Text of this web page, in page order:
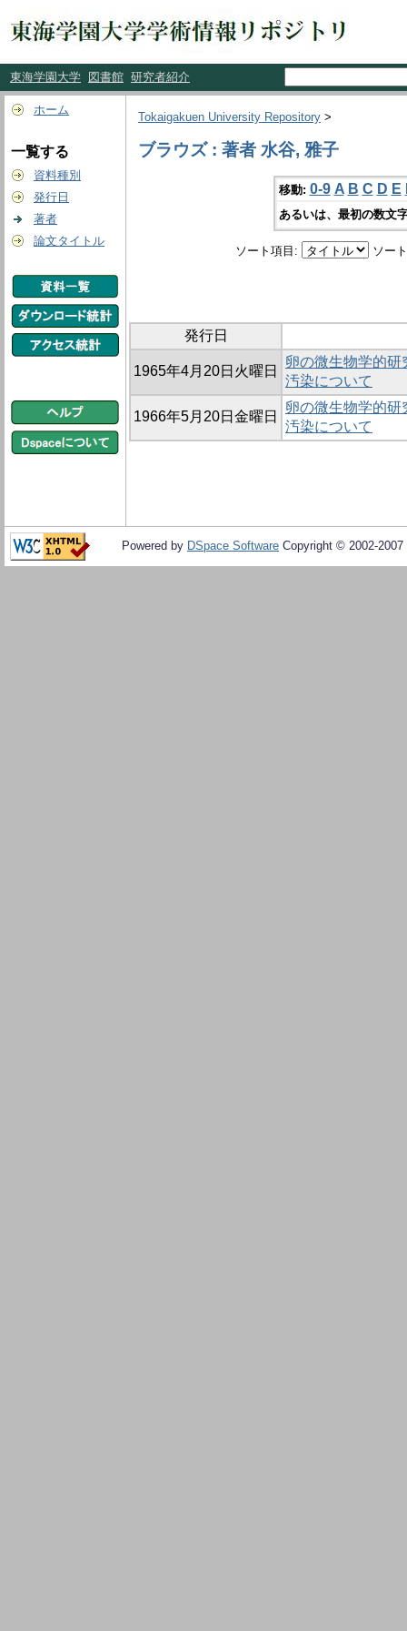
東海学園大学 図書館 研究者紹介
ホーム
一覧する
資料種別
発行日
著者
論文タイトル
Tokaigakuen University Repository >
ブラウズ : 著者 水谷, 雅子
移動: 0-9 A B C D E
あるいは、最初の数文
ソート項目: ソー
発行日
1965年4月20日火曜日
卵の微生物学的研
汚染について
1966年5月20日金曜日
卵の微生物学的研
汚染について
Powered by DSpace Software Copyright © 2002-2007